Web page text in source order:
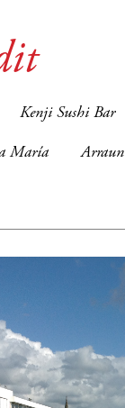
Kenji Sushi Bar
María Arraun